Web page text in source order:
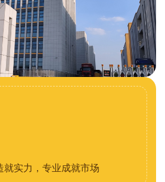
就实力，专业成就市场